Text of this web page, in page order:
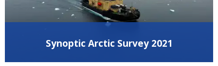
Synoptic Arctic Survey 2021